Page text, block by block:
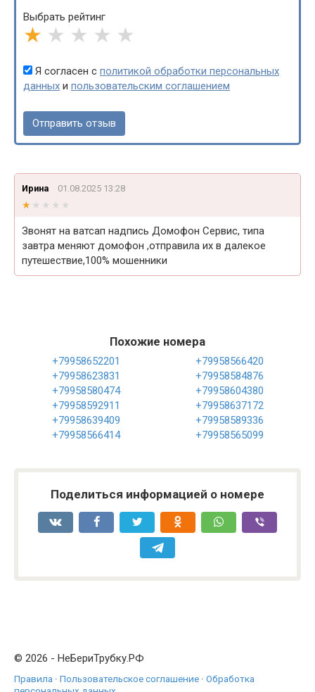
Выбрать рейтинг
★ ★ ★ ★ ★
Я согласен с политикой обработки персональных
данных и пользовательским соглашением
Ирина 01.08.2025 13:28
★★★★★
★★★★★
Звонят на ватсап надпись Домофон Сервис, типа
завтра меняют домофон ,отправила их в далекое
путешествие,100% мошенники
Похожие номера
+79958652201
+79958566420
+79958623831
+79958584876
+79958580474
+79958604380
+79958592911
+79958637172
+79958639409
+79958589336
+79958566414
+79958565099
Поделиться информацией о номере
© 2026 - НеБериТрубку.РФ
Правила · Пользовательское соглашение · Обработка